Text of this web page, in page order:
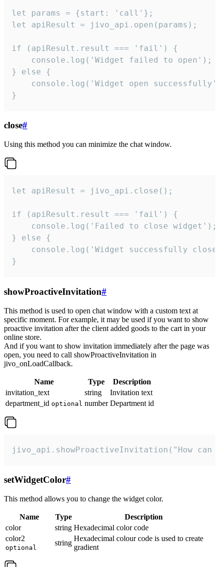
let params = {start: 'call'};
let apiResult = jivo_api.open(params);
if (apiResult.result === 'fail') {
    console.log('Widget failed to open');
} else {
console.log('Widget open
}
close#
Using this method you can minimize the chat window.
let apiResult = jivo_api.close();
if (apiResult.result === 'fail') {
    console.log('Failed to close widget');
} else {
console.log('Widget successfully
}
showProactiveInvitation#
This method is used to open chat window with a custom text at
specific moment. For example, it may be used if you want to show
proactive invitation after the client added goods to the cart in your
online store.
And if you want to show invitation immediately after the page was
open, you need to call showProactiveInvitation in
jivo_onLoadCallback.
Name Type
Description
invitation_text
string
Invitation text
department_id optional number Department id
jivo_api.showProactiveInvitation("How
setWidgetColor#
This method allows you to change the widget color.
Name Type
Description
color
string Hexadecimal color code
color2
optional
string
Hexadecimal colour code is used to create
gradient